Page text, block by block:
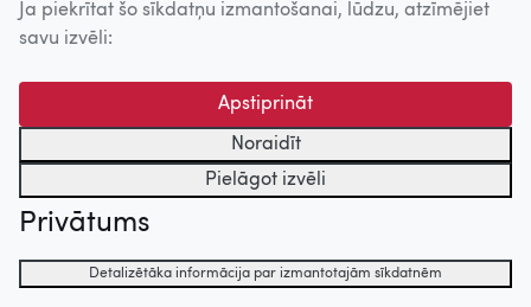
Ja piekrītat šo sīkdatņu izmantošanai, lūdzu, atzīmējiet
savu izvēli:
Apstiprināt
Noraidīt
Pielāgot izvēli
Privātums
Detalizētāka informācija par izmantotajām sīkdatnēm